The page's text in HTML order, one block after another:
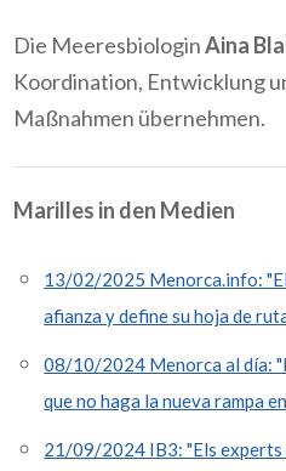
Die MeeresbiologinAina
Koordination, Entwicklung
Maßnahmen übernehmen.
Marilles in den Medien
13/02/2025 Menorca.info: "El
afianza y define su hoja de
08/10/2024 Menorca al día:
que no haga la nueva rampa
21/09/2024 IB3: "Els experts